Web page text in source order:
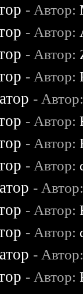
- Автор:
- Автор:
- Автор:
- Автор:
-
- Автор:
- Автор:
- Автор:
-
- Автор:
- Автор:
-
- Автор: